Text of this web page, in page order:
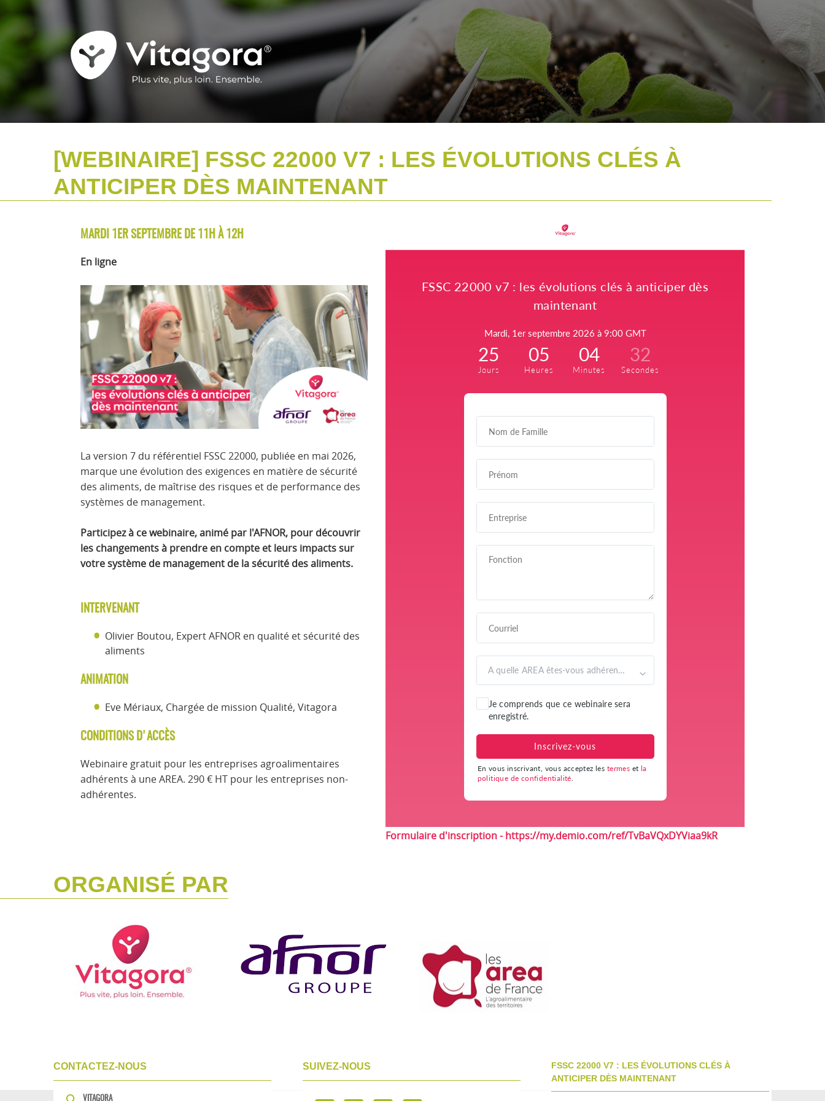
[WEBINAIRE] FSSC 22000 V7 : LES ÉVOLUTIONS CLÉS À
ANTICIPER DÈS MAINTENANT
MARDI 1ER SEPTEMBRE DE 11H À 12H
En ligne
La version 7 du référentiel FSSC 22000, publiée en mai 2026,
marque une évolution des exigences en matière de sécurité
des aliments, de maîtrise des risques et de performance des
systèmes de management.
Participez à ce webinaire, animé par l'AFNOR, pour découvrir
les changements à prendre en compte et leurs impacts sur
votre système de management de la sécurité des aliments.
INTERVENANT
Olivier Boutou, Expert AFNOR en qualité et sécurité des
aliments
ANIMATION
Eve Mériaux, Chargée de mission Qualité, Vitagora
CONDITIONS D'ACCÈS
Webinaire gratuit pour les entreprises agroalimentaires
adhérents à une AREA. 290 € HT pour les entreprises non-
adhérentes.
Formulaire d'inscription - https://my.demio.com/ref/TvBaVQxDYViaa9kR
ORGANISÉ PAR
CONTACTEZ-NOUS
VITAGORA
SUIVEZ-NOUS
FSSC 22000 V7 : LES ÉVOLUTIONS CLÉS À
ANTICIPER DÈS MAINTENANT